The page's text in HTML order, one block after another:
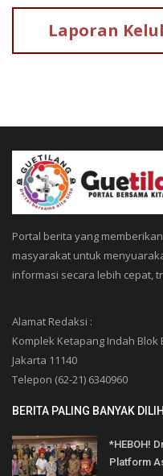
Laporan
Portal berita yang
masyarakat untuk
informasi secara lebih cepat,
Alamat Redaksi :
Komplek Ketapang Indah Blok
Jakarta 11140
Telepon (62-21) 6340960
BERITA PALING BANYAK
*HEBOH!
Platform